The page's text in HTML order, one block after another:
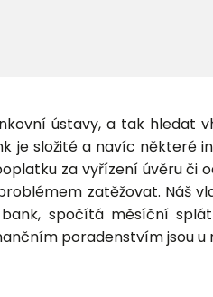
ústavy, a tak hledat
je složité a navíc některé
za vyřízení úvěru či
zatěžovat. Náš
spočítá měsíční
poradenstvím jsou u